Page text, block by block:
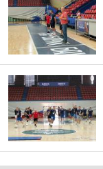
0